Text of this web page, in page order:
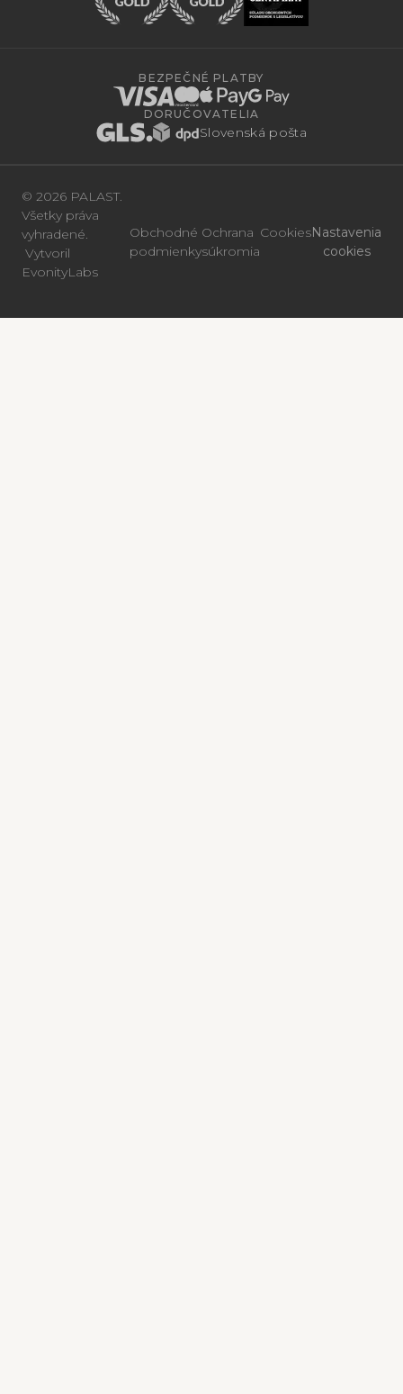
BEZPEČNÉ PLATBY
DORUČOVATELIA
Slovenská pošta
© 2026 PALAST.
Všetky práva
vyhradené.
Vytvoril
EvonityLabs
Obchodné
podmienky
Ochrana
súkromia
CookiesNastavenia
cookies